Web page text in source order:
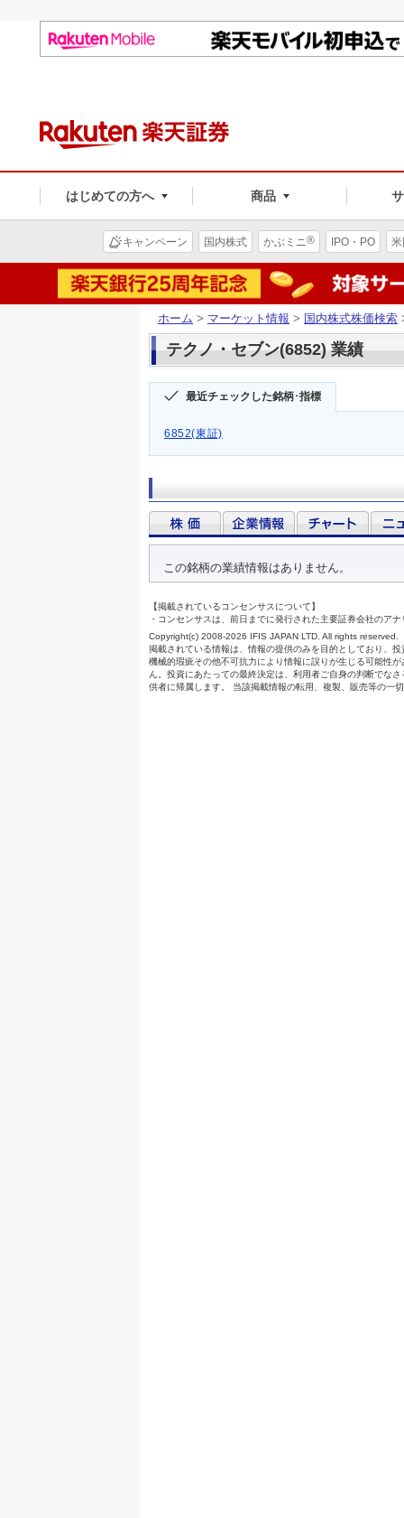
はじめての方へ 商品
キャンペーン 国内株式 かぶミニ® IPO・PO
ホーム > マーケット情報 > 国内株式株価検索
テクノ・セブン(6852) 業績
最近チェックした銘柄･指標
6852(東証)